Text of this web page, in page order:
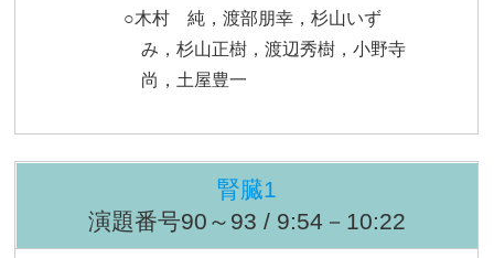
○木村 純，渡部朋幸，杉山いず
み，杉山正樹，渡辺秀樹，小野寺
尚，土屋豊一
腎臓1
演題番号90～93 / 9:54－10:22